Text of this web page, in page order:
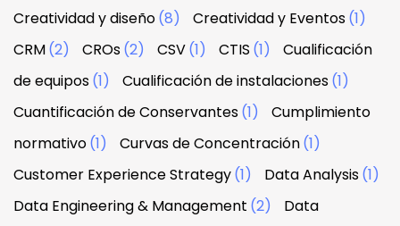
Creatividad y diseño(8) Creatividad y Eventos(1)
CRM(2) CROs(2) CSV(1) CTIS (1)
Cualificación
de equipos(1) Cualificación de instalaciones(1)
Cuantificación de Conservantes(1)
Cumplimiento
normativo(1) Curvas de Concentración(1)
Customer Experience Strategy(1) Data Analysis(1)
Data Engineering & Management (2)
Data